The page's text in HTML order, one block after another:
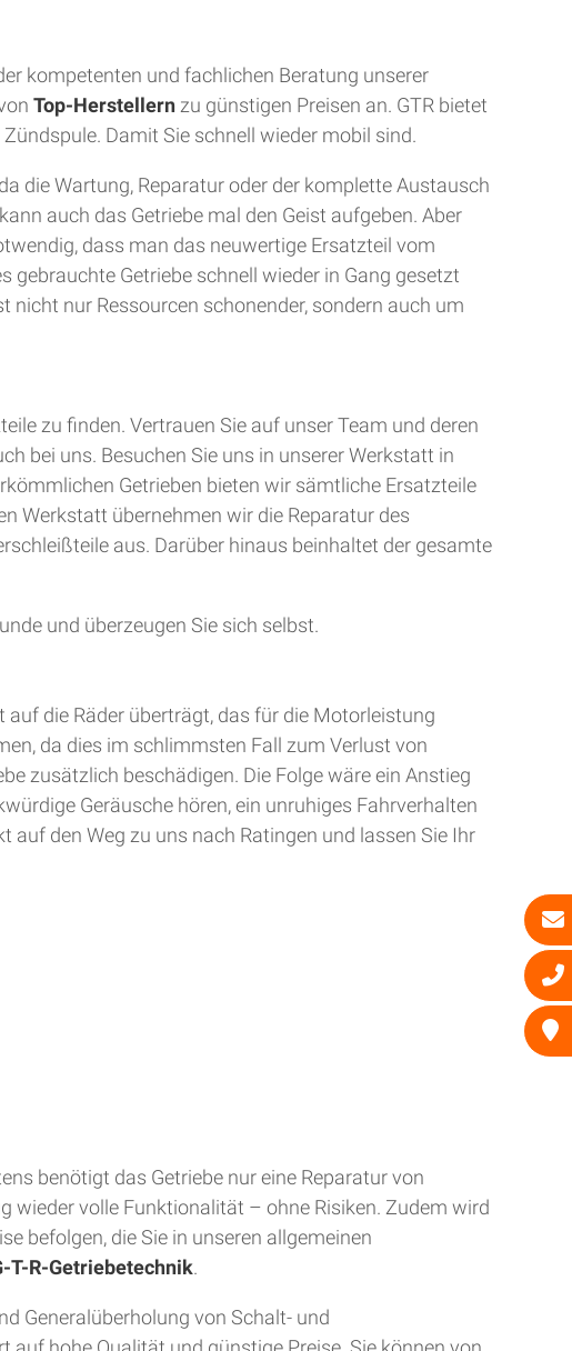
kompetenten und fachlichen Beratung unserer
Top-Herstellern zu günstigen Preisen an. GTR bietet
Damit Sie schnell wieder mobil sind.
die Wartung, Reparatur oder der komplette Austausch
auch das Getriebe mal den Geist aufgeben. Aber
dass man das neuwertige Ersatzteil vom
gebrauchte Getriebe schnell wieder in Gang gesetzt
nur Ressourcen schonender, sondern auch um
zu finden. Vertrauen Sie auf unser Team und deren
bei uns. Besuchen Sie uns in unserer Werkstatt in
Getrieben bieten wir sämtliche Ersatzteile
Werkstatt übernehmen wir die Reparatur des
aus. Darüber hinaus beinhaltet der gesamte
und überzeugen Sie sich selbst.
die Räder überträgt, das für die Motorleistung
da dies im schlimmsten Fall zum Verlust von
zusätzlich beschädigen. Die Folge wäre ein Anstieg
Geräusche hören, ein unruhiges Fahrverhalten
auf den Weg zu uns nach Ratingen und lassen Sie Ihr
benötigt das Getriebe nur eine Reparatur von
wieder volle Funktionalität – ohne Risiken. Zudem wird
befolgen, die Sie in unseren allgemeinen
T-R-Getriebetechnik.
Generalüberholung von Schalt- und